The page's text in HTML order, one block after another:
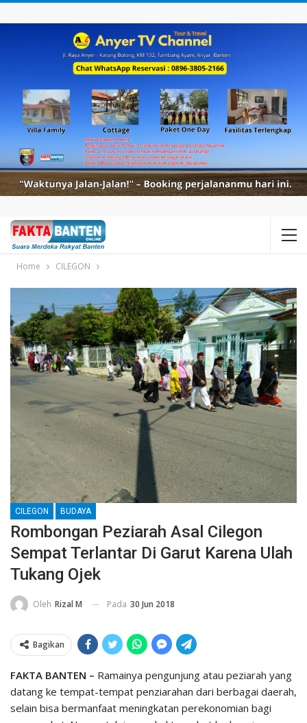
Home CILEGON
CILEGON BUDAYA
Rombongan Peziarah Asal Cilegon
Sempat Terlantar Di Garut Karena Ulah
Tukang Ojek
Oleh Rizal M Pada 30 Jun 2018
Bagikan
FAKTA BANTEN – Ramainya pengunjung atau peziarah yang
datang ke tempat-tempat penziarahan dari berbagai daerah,
selain bisa bermanfaat meningkatan perekonomian bagi